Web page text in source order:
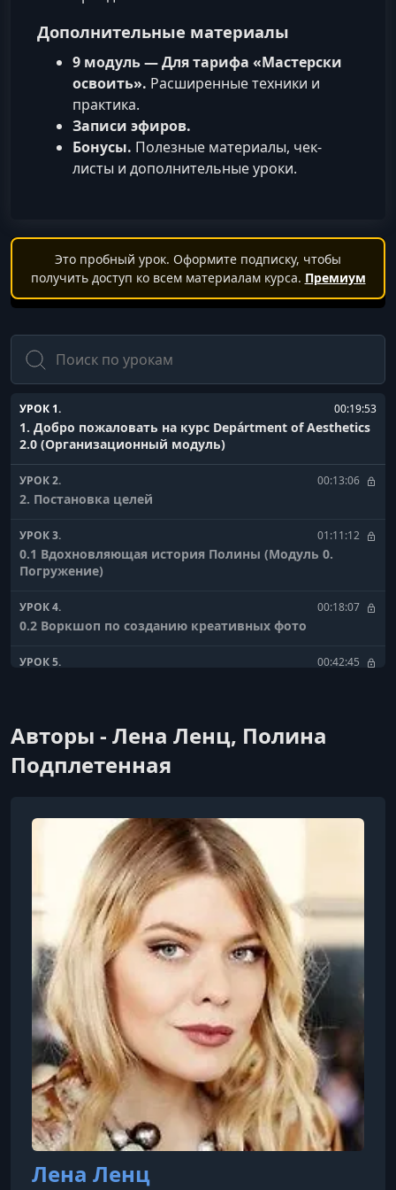
Дополнительные материалы
9 модуль — Для тарифа «Мастерски
освоить». Расширенные техники и
практика.
Записи эфиров.
Бонусы. Полезные материалы, чек-
листы и дополнительные уроки.
Это пробный урок. Оформите подписку, чтобы
получить доступ ко всем материалам курса. Премиум
Поиск
УРОК 1. 00:19:53
1. Добро пожаловать на курс Depártment of Aesthetics
2.0 (Организационный модуль)
УРОК 2. 00:13:06
2. Постановка целей
УРОК 3. 01:11:12
0.1 Вдохновляющая история Полины (Модуль 0.
Погружение)
УРОК 4. 00:18:07
0.2 Воркшоп по созданию креативных фото
УРОК 5. 00:42:45
УРОК 6. 00:10:34
1.1 Принципы работы социальных сетей 1 (Модуль 1.
Контент)
1.1 Принципы работы социальных сетей 2
1.2 Личный бренд 1
УРОК 9. 00:00:29
1.2 Личный бренд 2
УРОК 10. 00:36:31
1.3 Аутентичность
УРОК 11. 00:00:30
1.3 Аутентичность Материалы с показов
УРОК 12. 00:15:43
1.4 Блогинг и ведение сторис
УРОК 13. 01:01:46
1.5 Форматы ведения блога
Авторы - Лена Ленц, Полина
Подплетенная
Лена Ленц